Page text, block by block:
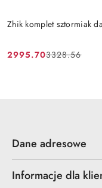
Zhik komplet sztormiak
Cena
2995.70
Cena
3328.56
Dane adresowe
Informacje dla